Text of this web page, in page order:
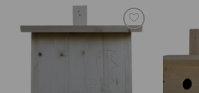
Auf die